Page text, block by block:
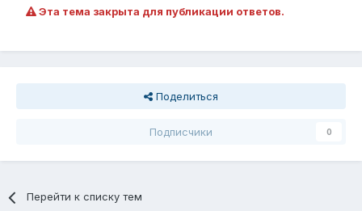
Эта тема закрыта для публикации ответов.
Поделиться
Подписчики 0
Перейти к списку тем